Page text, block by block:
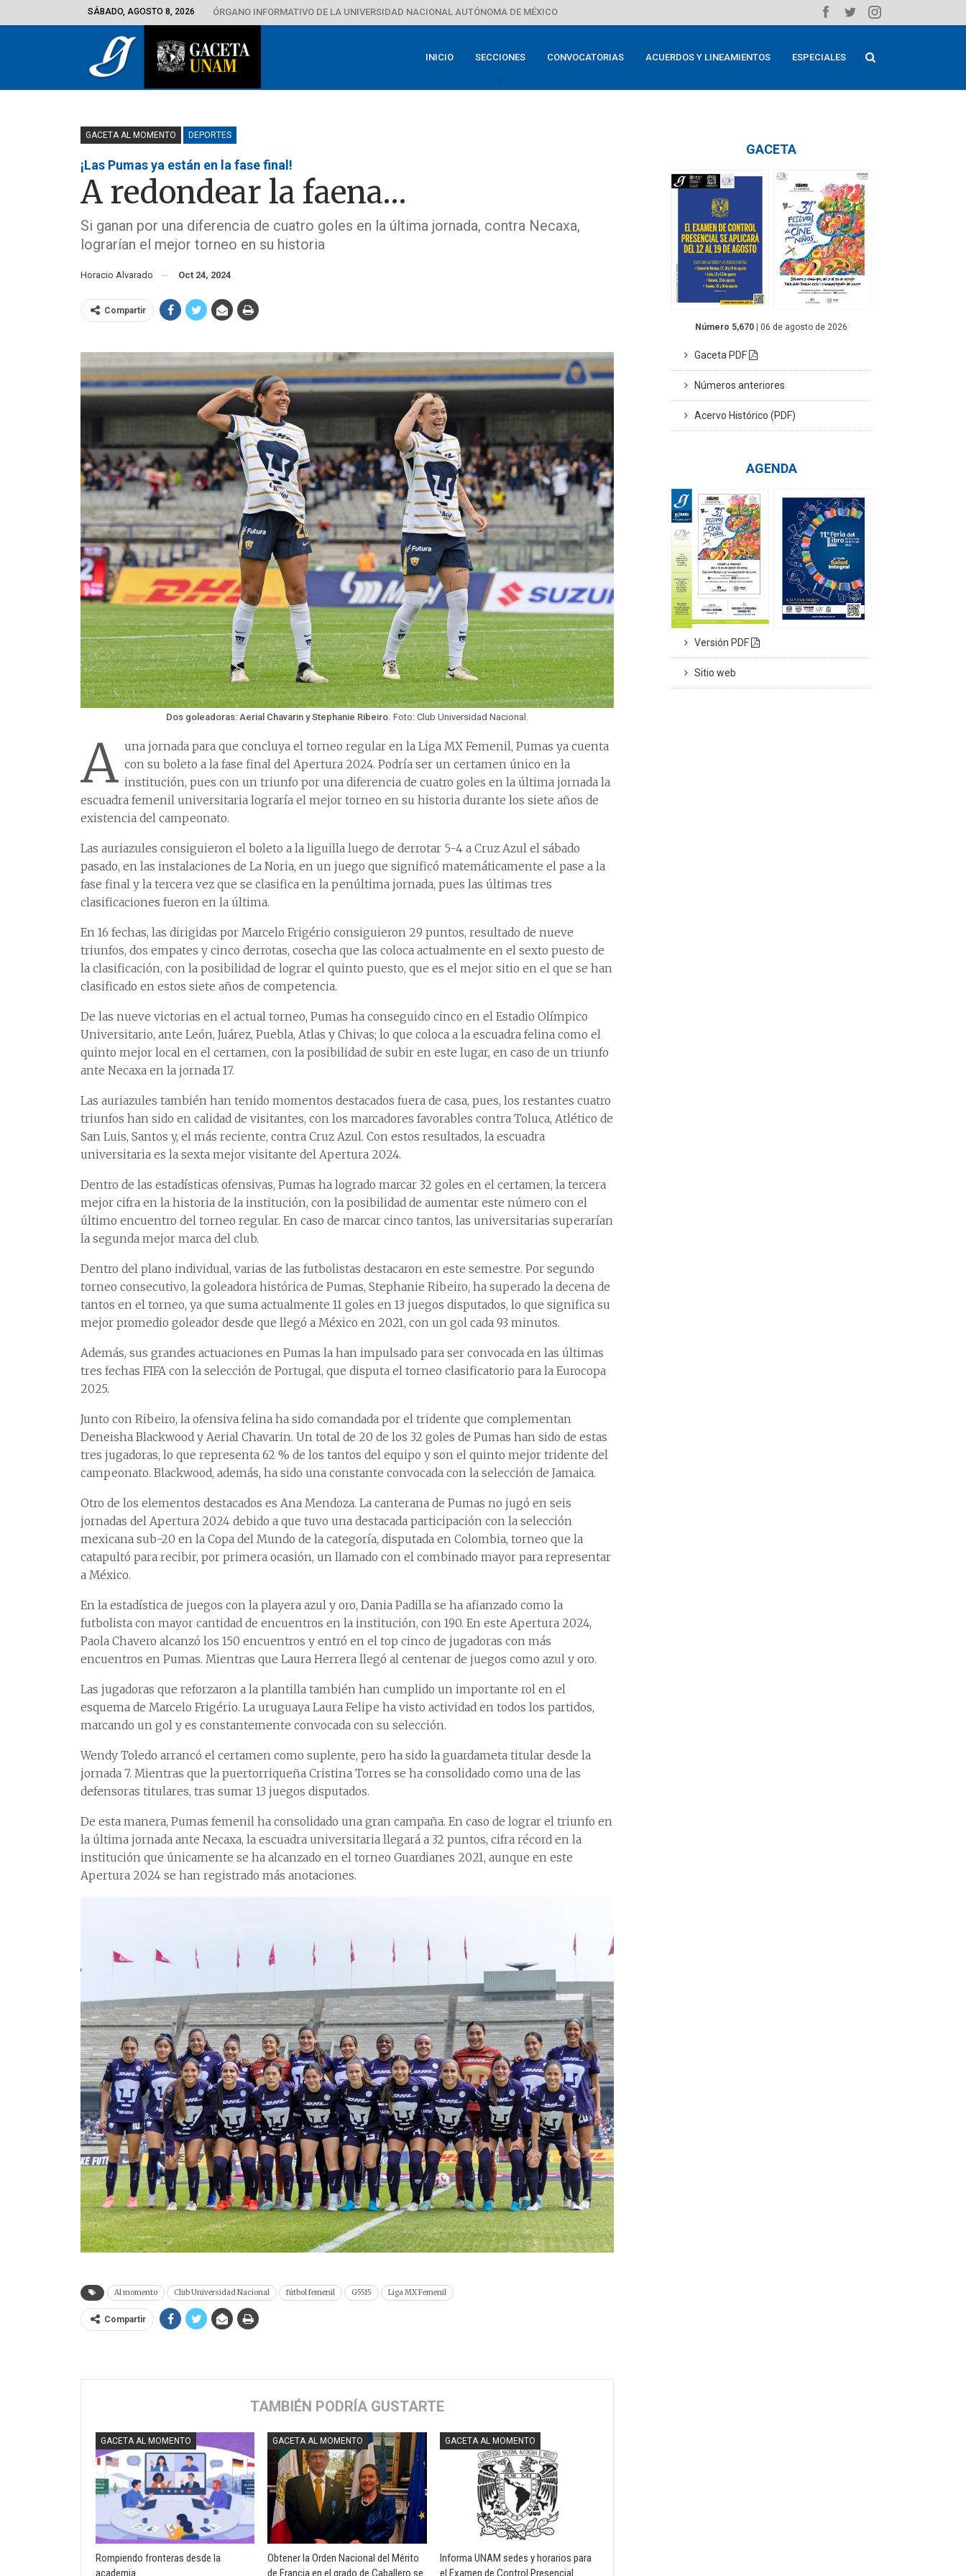
SÁBADO, AGOSTO 8, 2026 ÓRGANO INFORMATIVO DE LA UNIVERSIDAD NACIONAL AUTÓNOMA DE MÉXICO
INICIO SECCIONES CONVOCATORIAS ACUERDOS Y LINEAMIENTOS ESPECIALES
GACETA AL MOMENTO DEPORTES
¡Las Pumas ya están en la fase final!
A redondear la faena…
Si ganan por una diferencia de cuatro goles en la última jornada, contra Necaxa,
lograrían el mejor torneo en su historia
Horacio Alvarado Oct 24, 2024
Compartir
Dos goleadoras: Aerial Chavarin y Stephanie Ribeiro.Foto: Club Universidad Nacional.
A una jornada para que concluya el torneo regular en la Liga MX Femenil, Pumas ya cuenta
con su boleto a la fase final del Apertura 2024. Podría ser un certamen único en la
institución, pues con un triunfo por una diferencia de cuatro goles en la última jornada la
escuadra femenil universitaria lograría el mejor torneo en su historia durante los siete años de
existencia del campeonato.
Las auriazules consiguieron el boleto a la liguilla luego de derrotar 5-4 a Cruz Azul el sábado
pasado, en las instalaciones de La Noria, en un juego que significó matemáticamente el pase a la
fase final y la tercera vez que se clasifica en la penúltima jornada, pues las últimas tres
clasificaciones fueron en la última.
En 16 fechas, las dirigidas por Marcelo Frigério consiguieron 29 puntos, resultado de nueve
triunfos, dos empates y cinco derrotas, cosecha que las coloca actualmente en el sexto puesto de
la clasificación, con la posibilidad de lograr el quinto puesto, que es el mejor sitio en el que se han
clasificado en estos siete años de competencia.
De las nueve victorias en el actual torneo, Pumas ha conseguido cinco en el Estadio Olímpico
Universitario, ante León, Juárez, Puebla, Atlas y Chivas; lo que coloca a la escuadra felina como el
quinto mejor local en el certamen, con la posibilidad de subir en este lugar, en caso de un triunfo
ante Necaxa en la jornada 17.
Las auriazules también han tenido momentos destacados fuera de casa, pues, los restantes cuatro
triunfos han sido en calidad de visitantes, con los marcadores favorables contra Toluca, Atlético de
San Luis, Santos y, el más reciente, contra Cruz Azul. Con estos resultados, la escuadra
universitaria es la sexta mejor visitante del Apertura 2024.
Dentro de las estadísticas ofensivas, Pumas ha logrado marcar 32 goles en el certamen, la tercera
mejor cifra en la historia de la institución, con la posibilidad de aumentar este número con el
último encuentro del torneo regular. En caso de marcar cinco tantos, las universitarias superarían
la segunda mejor marca del club.
Dentro del plano individual, varias de las futbolistas destacaron en este semestre. Por segundo
torneo consecutivo, la goleadora histórica de Pumas, Stephanie Ribeiro, ha superado la decena de
tantos en el torneo, ya que suma actualmente 11 goles en 13 juegos disputados, lo que significa su
mejor promedio goleador desde que llegó a México en 2021, con un gol cada 93 minutos.
Además, sus grandes actuaciones en Pumas la han impulsado para ser convocada en las últimas
tres fechas FIFA con la selección de Portugal, que disputa el torneo clasificatorio para la Eurocopa
2025.
Junto con Ribeiro, la ofensiva felina ha sido comandada por el tridente que complementan
Deneisha Blackwood y Aerial Chavarin. Un total de 20 de los 32 goles de Pumas han sido de estas
tres jugadoras, lo que representa 62 % de los tantos del equipo y son el quinto mejor tridente del
campeonato. Blackwood, además, ha sido una constante convocada con la selección de Jamaica.
Otro de los elementos destacados es Ana Mendoza. La canterana de Pumas no jugó en seis
jornadas del Apertura 2024 debido a que tuvo una destacada participación con la selección
mexicana sub-20 en la Copa del Mundo de la categoría, disputada en Colombia, torneo que la
catapultó para recibir, por primera ocasión, un llamado con el combinado mayor para representar
a México.
En la estadística de juegos con la playera azul y oro, Dania Padilla se ha afianzado como la
futbolista con mayor cantidad de encuentros en la institución, con 190. En este Apertura 2024,
Paola Chavero alcanzó los 150 encuentros y entró en el top cinco de jugadoras con más
encuentros en Pumas. Mientras que Laura Herrera llegó al centenar de juegos como azul y oro.
Las jugadoras que reforzaron a la plantilla también han cumplido un importante rol en el
esquema de Marcelo Frigério. La uruguaya Laura Felipe ha visto actividad en todos los partidos,
marcando un gol y es constantemente convocada con su selección.
Wendy Toledo arrancó el certamen como suplente, pero ha sido la guardameta titular desde la
jornada 7. Mientras que la puertorriqueña Cristina Torres se ha consolidado como una de las
defensoras titulares, tras sumar 13 juegos disputados.
De esta manera, Pumas femenil ha consolidado una gran campaña. En caso de lograr el triunfo en
la última jornada ante Necaxa, la escuadra universitaria llegará a 32 puntos, cifra récord en la
institución que únicamente se ha alcanzado en el torneo Guardianes 2021, aunque en este
Apertura 2024 se han registrado más anotaciones.
Al momento Club Universidad Nacional fútbol femenil G5515 Liga MX Femenil
Compartir
TAMBIÉN PODRÍA GUSTARTE
GACETA AL MOMENTO
Rompiendo fronteras desde la
academia
GACETA AL MOMENTO
Obtener la Orden Nacional del Mérito
de Francia en el grado de Caballero se
GACETA AL MOMENTO
Informa UNAM sedes y horarios para
el Examen de Control Presencial
GACETA
Número 5,670 | 06 de agosto de 2026
Gaceta PDF
Números anteriores
Acervo Histórico (PDF)
AGENDA
Versión PDF
Sitio web